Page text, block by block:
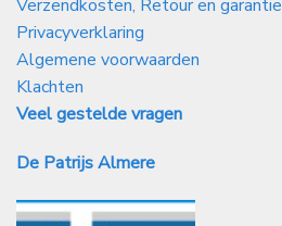
Verzendkosten, Retour en garantie
Privacyverklaring
Algemene voorwaarden
Klachten
Veel gestelde vragen
De Patrijs Almere